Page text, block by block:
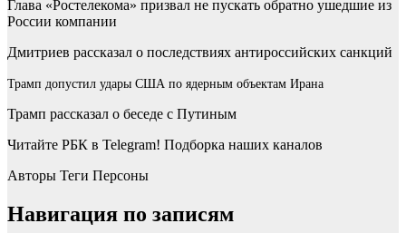
Глава «Ростелекома» призвал не пускать обратно ушедшие из
России компании
Дмитриев рассказал о последствиях антироссийских санкций
Трамп допустил удары США по ядерным объектам Ирана
Трамп рассказал о беседе с Путиным
Читайте РБК в Telegram! Подборка наших каналов
Авторы Теги Персоны
Навигация по записям